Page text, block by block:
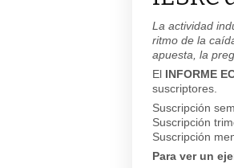
La actividad
ritmo de la
apuesta, la
El INFORME
suscriptores.
Suscripción
Suscripción
Suscripción
Para ver un